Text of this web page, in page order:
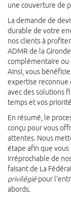
une couverture de
La demande de
durable de votre
nos clients à
ADMR de la
complémentaire
Ainsi, vous
expertise reconnue
avec des solutions
temps et vos
En résumé, le
conçu pour vous
attentes. Nous
étape afin que vous
irréprochable de
faisant de La
privilégiépour
abords.